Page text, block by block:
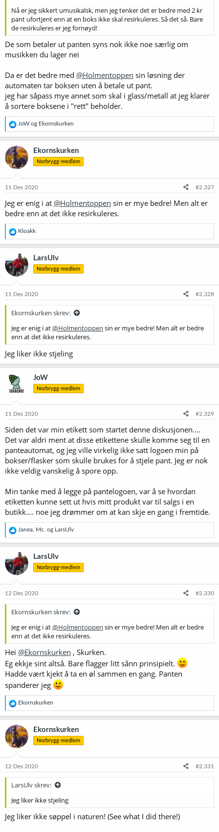
Nå er jeg sikkert umusikalsk, men jeg tenker det er bedre med 2 kr
pant ufortjent enn at en boks ikke skal resirkuleres. Så det så. Bare
de resirkuleres er jeg fornøyd!
De som betaler ut panten syns nok ikke noe særlig om
musikken du lager nei
Da er det bedre med @Holmentoppen sin løsning der
automaten tar boksen uten å betale ut pant.
jeg har såpass mye annet som skal i glass/metall at jeg klarer
å sortere boksene i "rett" beholder.
R
e
a
k
s
j
o
e
:
JoW og Ekornskurken
Ekornskurken
Norbrygg-medlem
11 Des 2020 #2.327
Jeg er enig i at @Holmentoppen sin er mye bedre! Men alt er
bedre enn at det ikke resirkuleres.
R
e
a
k
s
j
o
e
Kloakk
LarsUlv
Norbrygg-medlem
11 Des 2020 #2.328
Ekornskurken skrev:
Jeg er enig i at@Holmentoppen sin er mye bedre! Men alt er bedre
enn at det ikke resirkuleres.
Jeg liker ikke stjeling
JoW
Norbrygg-medlem
11 Des 2020 #2.329
Siden det var min etikett som startet denne diskusjonen....
Det var aldri ment at disse etikettene skulle komme seg til en
panteautomat, og jeg ville virkelig ikke satt logoen min på
bokser/flasker som skulle brukes for å stjele pant. Jeg er nok
ikke veldig vanskelig å spore opp.
Min tanke med å legge på pantelogoen, var å se hvordan
etiketten kunne sett ut hvis mitt produkt var til salgs i en
butikk.... noe jeg drømmer om at kan skje en gang i fremtide.
R
e
a
k
s
j
o
e
Janea Mc. og LarsUlv
LarsUlv
Norbrygg-medlem
12 Des 2020 #2.330
Ekornskurken skrev:
Jeg er enig i at@Holmentoppen sin er mye bedre! Men alt er bedre
enn at det ikke resirkuleres.
Hei @Ekornskurken , Skurken.
Eg ekkje sint altså. Bare flagger litt sånn prinsipielt.
Hadde vært kjekt å ta en øl sammen en gang. Panten
spanderer jeg
R
e
a
k
s
j
o
e
Ekornskurken
Ekornskurken
Norbrygg-medlem
12 Des 2020 #2.331
LarsUlv skrev:
Jeg liker ikke stjeling
Jeg liker ikke søppel i naturen! (See what I did there!)